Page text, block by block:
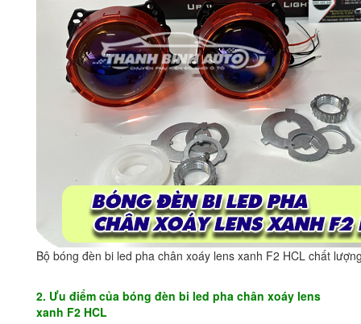
Bộ bóng đèn bi led pha chân xoáy lens xanh F2 HCL chất
2. Ưu điểm của bóng đèn bi led pha chân xoáy lens
xanh F2 HCL